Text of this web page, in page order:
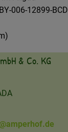
006-12899-BCD
& Co. KG